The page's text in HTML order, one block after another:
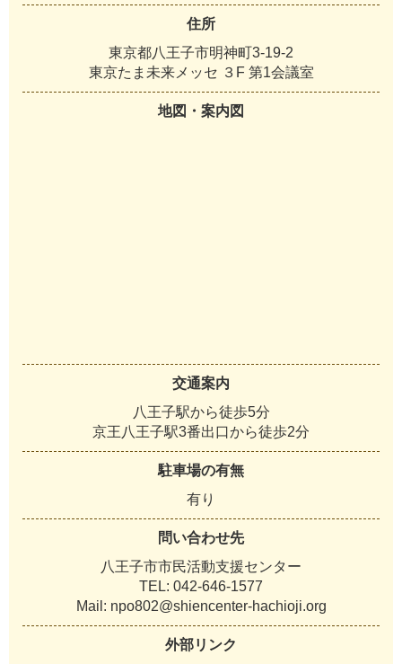
住所
東京都八王子市明神町3-19-2
東京たま未来メッセ ３F 第1会議室
地図・案内図
交通案内
八王子駅から徒歩5分
京王八王子駅3番出口から徒歩2分
駐車場の有無
有り
問い合わせ先
八王子市市民活動支援センター
TEL: 042-646-1577
Mail: npo802@shiencenter-hachioji.org
外部リンク